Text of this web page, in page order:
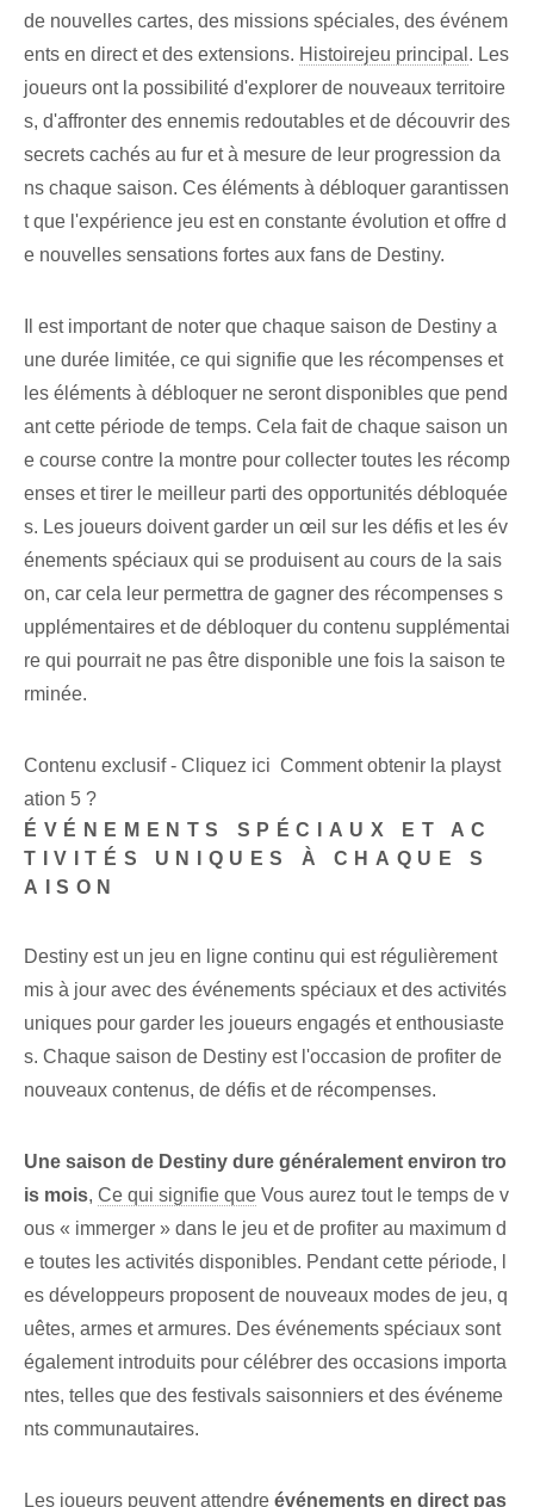
de nouvelles cartes, des missions spéciales, des événem
ents en direct et des extensions. Histoirejeu principal . Les
joueurs ont la possibilité d'explorer de nouveaux territoire
s, d'affronter des ennemis redoutables et de découvrir des
secrets cachés au fur et à mesure de leur progression da
ns chaque saison. Ces éléments à débloquer⁢ garantissen
t⁤ que l'expérience ‌jeu⁣ est en constante évolution et offre d
e nouvelles sensations fortes aux fans de Destiny.
Il est important de noter que chaque saison de Destiny ⁤a
une durée limitée, ce qui signifie ⁤que les récompenses et
les éléments à débloquer ⁣ne seront disponibles⁢ que pend
ant⁢ cette période de temps. Cela fait de chaque saison un
e course contre la montre pour collecter toutes les récomp
enses et tirer le meilleur parti des opportunités débloquée
s. Les joueurs doivent garder un œil sur les défis et les év
énements spéciaux qui se produisent au cours de la sais
on, car cela leur permettra de gagner des récompenses s
upplémentaires et de débloquer du contenu supplémentai
re qui pourrait ne pas être disponible une fois la saison te
rminée.
Contenu exclusif - Cliquez ici Comment obtenir la playst
ation 5 ?
ÉVÉNEMENTS SPÉCIAUX ET AC
TIVITÉS UNIQUES À CHAQUE S
AISON
Destiny est un jeu en ligne continu qui est régulièrement
mis à jour avec des événements spéciaux et des activités
uniques pour garder les joueurs engagés et enthousiaste
s. Chaque saison de Destiny est l'occasion de profiter de
nouveaux contenus, de défis et de récompenses.
Une saison de Destiny dure généralement environ tro
is mois, Ce qui signifie que Vous aurez tout le temps de v
ous « immerger » dans le jeu et de profiter au maximum d
e toutes les activités disponibles. Pendant cette période, l
es développeurs proposent de nouveaux modes de jeu, q
uêtes, armes et armures. Des événements spéciaux sont
également introduits pour célébrer des occasions importa
ntes, telles que des festivals saisonniers et des événeme
nts communautaires.
Les joueurs peuvent attendre événements en direct pas